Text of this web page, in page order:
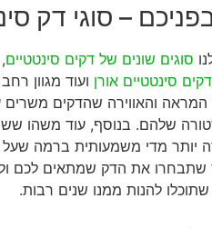
– סוגי דק
סוגים שונים של דקים סינטטיים
דקים סינטטיים אורן ועוד מגוון
המראה והאווירה שהדקים
שלהם. בנוסף, עוד משהו
מדי משמעותית ברמה שעל
שתבחרו את הדק שמתאים לכם
להנות ממנו שנים רבות.